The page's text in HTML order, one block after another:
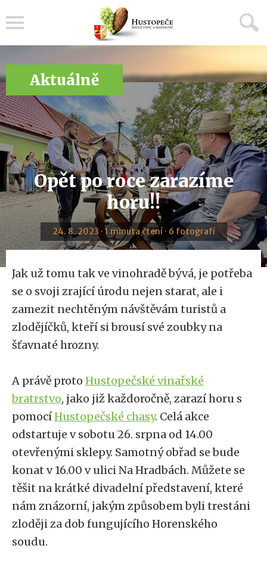
Aktuálně
Opět po roce zarazíme
horu!!
24. 8. 2023 · 1 minuta čtení · 6 fotografí
Jak už tomu tak ve vinohradě bývá, je potřeba
se o svoji zrající úrodu nejen starat, ale i
zamezit nechtěným návštěvám turistů a
zlodějíčků, kteří si brousí své zoubky na
šťavnaté hrozny.
A právě proto Hustopečské vinařské
bratrstvo, jako již každoročně, zarazí horu s
pomocíHustopečské chasy. Celá akce
odstartuje v sobotu 26. srpna od 14.00
otevřenými sklepy. Samotný obřad se bude
konat v 16.00 v ulici Na Hradbách. Můžete se
těšit na krátké divadelní představení, které
nám znázorní, jakým způsobem byli trestáni
zloději za dob fungujícího Horenského
soudu.